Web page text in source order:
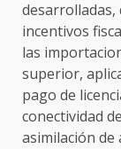
incentivos
las
superior,
pago de
conectividad
asimilación de